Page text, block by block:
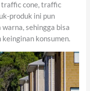
cone, traffic
produk ini pun
sehingga bisa
konsumen.